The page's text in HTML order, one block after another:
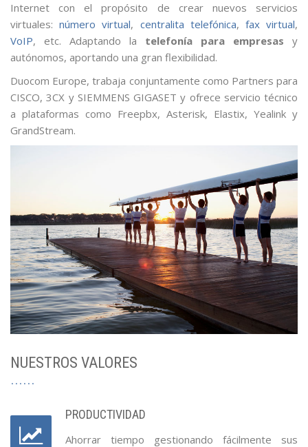
Internet con el propósito de crear nuevos servicios
virtuales:número virtual, centralita telefónica, fax virtual,
VoIP, etc. Adaptando la telefonía para empresas y
autónomos, aportando una gran flexibilidad.
Duocom Europe, trabaja conjuntamente como Partners para
CISCO, 3CX y SIEMMENS GIGASET y ofrece servicio técnico
a plataformas como Freepbx, Asterisk, Elastix, Yealink y
GrandStream.
NUESTROS VALORES
PRODUCTIVIDAD
Ahorrar tiempo gestionando fácilmente sus